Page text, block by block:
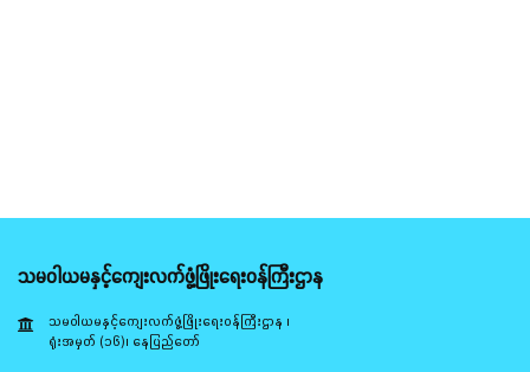
သမဝါယမနှင့်ကျေးလက်ဖွံ့ဖြိုးရေးဝန်ကြီးဌာန
သမဝါယမနှင့်ကျေးလက်ဖွံ့ဖြိုးရေးဝန်ကြီးဌာန ၊
ရုံးအမှတ် (၁၆)၊ နေပြည်တော်